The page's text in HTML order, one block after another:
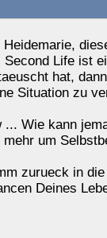
Heidemarie,
Second Life ist
hat,
Situation zu
... Wie kann
mehr um
zurueck in
Deines